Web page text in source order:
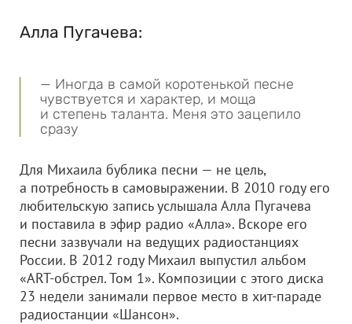
Алла Пугачева:
— Иногда в самой коротенькой песне
чувствуется и характер, и моща
и степень таланта. Меня это зацепило
сразу
Для Михаила бублика песни — не цель,
а потребность в самовыражении. В 2010 году его
любительскую запись услышала Алла Пугачева
и поставила в эфир радио «Алла». Вскоре его
песни зазвучали на ведущих радиостанциях
России. В 2012 году Михаил выпустил альбом
«ART-обстрел. Том 1». Композиции с этого диска
23 недели занимали первое место в хит-параде
радиостанции «Шансон».